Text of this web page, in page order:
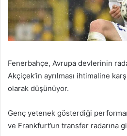
Fenerbahçe, Avrupa devlerinin
Akçiçek’in ayrılması ihtimaline
olarak düşünüyor.
Genç yetenek gösterdiği
ve Frankfurt’un transfer radarına